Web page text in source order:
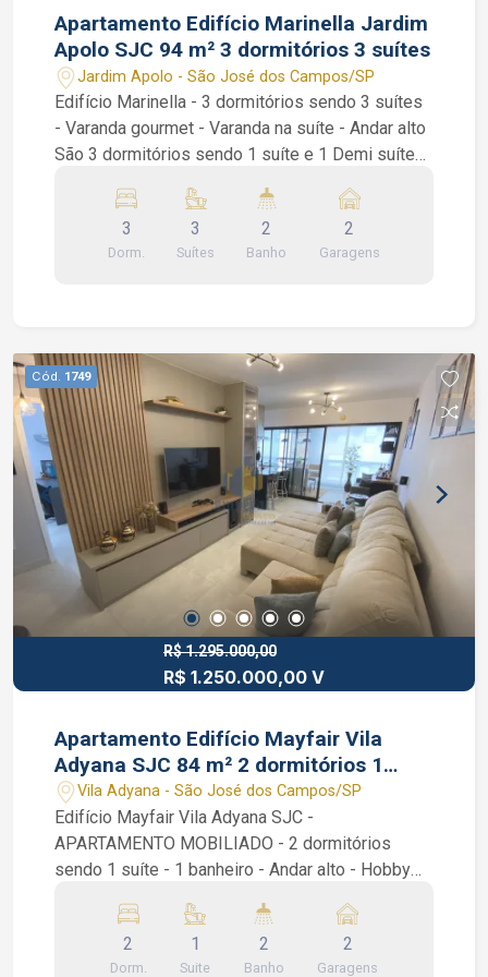
Apartamento Edifício Marinella Jardim
Apolo SJC 94 m² 3 dormitórios 3 suítes
Jardim Apolo - São José dos Campos/SP
Edifício Marinella - 3 dormitórios sendo 3 suítes
- Varanda gourmet - Varanda na suíte - Andar alto
São 3 dormitórios sendo 1 suíte e 1 Demi suíte
condicionado nos dormitórios, sala de 2
ambientes, cozinha americana, varanda gourmet
fechada em vidro e com persianas. Áreas de
jogos. Interessados falar com o corretor de
imóvel Caique Lopes de CRECI 264.991 F (12)
99189-7273 WhatsApp (Claro).
3
Dorm.
3
Suítes
2
Banho
2
Garagens
Cód. 1749
R$ 1.295.000,00
R$ 1.250.000,00 V
Apartamento Edifício Mayfair Vila
Adyana SJC 84 m² 2 dormitórios 1
suíte
Vila Adyana - São José dos Campos/SP
Edifício Mayfair Vila Adyana SJC -
APARTAMENTO MOBILIADO - 2 dormitórios
sendo 1 suíte - 1 banheiro - Andar alto - Hobby
sendo 1 suíte, 1 banheiro social, sala de 2
ambientes, cozinha integrada com a sala e
2
Dorm.
1
Suite
2
Banho
2
Garagens